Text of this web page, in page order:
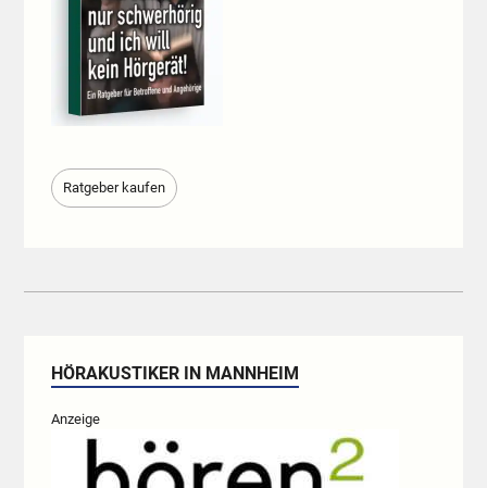
Ratgeber kaufen
HÖRAKUSTIKER IN MANNHEIM
Anzeige